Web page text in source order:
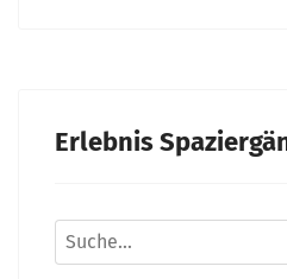
Erlebnis